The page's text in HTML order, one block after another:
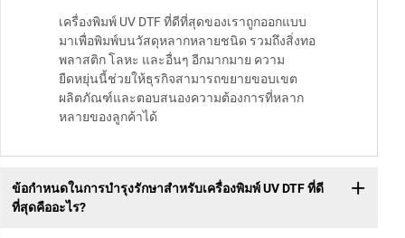
เครื่องพิมพ์ UV DTF ที่ดีที่สุดของเราถูกออกแบบ
มาเพื่อพิมพ์บนวัสดุหลากหลายชนิด รวมถึงสิ่งทอ
พลาสติก โลหะ และอื่นๆ อีกมากมาย ความ
ยืดหยุ่นนี้ช่วยให้ธุรกิจสามารถขยายขอบเขต
ผลิตภัณฑ์และตอบสนองความต้องการที่หลาก
หลายของลูกค้าได้
ข้อกำหนดในการบำรุงรักษาสำหรับเครื่องพิมพ์ UV DTF ที่ดี
ที่สุดคืออะไร?